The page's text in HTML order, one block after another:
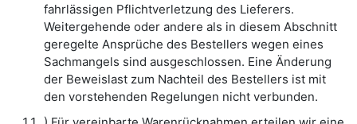
fahrlässigen Pflichtverletzung des Lieferers.
Weitergehende oder andere als in diesem Abschnitt
geregelte Ansprüche des Bestellers wegen eines
Sachmangels sind ausgeschlossen. Eine Änderung
der Beweislast zum Nachteil des Bestellers ist mit
den vorstehenden Regelungen nicht verbunden.